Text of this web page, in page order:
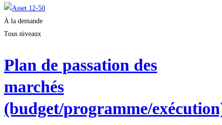
À la demande
Tous niveaux
Plan de passation des
marchés
(budget/programme/